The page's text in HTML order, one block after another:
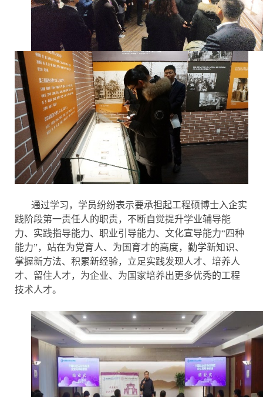
通过学习，学员纷纷表示要承担起工程硕博士入企实
践阶段第一责任人的职责，不断自觉提升学业辅导能
力、实践指导能力、职业引导能力、文化宣导能力“四种
能力”，站在为党育人、为国育才的高度，勤学新知识、
掌握新方法、积累新经验，立足实践发现人才、培养人
才、留住人才，为企业、为国家培养出更多优秀的工程
技术人才。